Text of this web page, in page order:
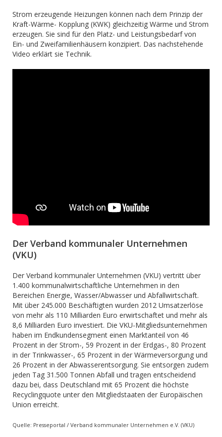
Strom erzeugende Heizungen können nach dem Prinzip der
Kraft-Wärme- Kopplung (KWK) gleichzeitig Wärme und Strom
erzeugen. Sie sind für den Platz- und Leistungsbedarf von
Ein- und Zweifamilienhäusern konzipiert. Das nachstehende
Video erklärt sie Technik.
Der Verband kommunaler Unternehmen
(VKU)
Der Verband kommunaler Unternehmen (VKU) vertritt über
1.400 kommunalwirtschaftliche Unternehmen in den
Bereichen Energie, Wasser/Abwasser und Abfallwirtschaft.
Mit über 245.000 Beschäftigten wurden 2012 Umsatzerlöse
von mehr als 110 Milliarden Euro erwirtschaftet und mehr als
8,6 Milliarden Euro investiert. Die VKU-Mitgliedsunternehmen
haben im Endkundensegment einen Marktanteil von 46
Prozent in der Strom-, 59 Prozent in der Erdgas-, 80 Prozent
in der Trinkwasser-, 65 Prozent in der Wärmeversorgung und
26 Prozent in der Abwasserentsorgung. Sie entsorgen zudem
jeden Tag 31.500 Tonnen Abfall und tragen entscheidend
dazu bei, dass Deutschland mit 65 Prozent die höchste
Recyclingquote unter den Mitgliedstaaten der Europäischen
Union erreicht.
Quelle: Presseportal / Verband kommunaler Unternehmen e.V. (VKU)